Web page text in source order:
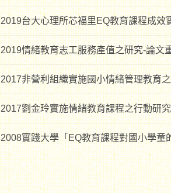
2019台大心理所芯福里EQ教育課程成效
2019情緒教育志工服務產值之研究-論文
2017非營利組織實施國小情緒管理教育
2017劉金玲實施情緒教育課程之行動研
2008實踐大學「EQ教育課程對國小學童